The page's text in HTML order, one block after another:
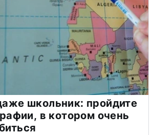
школьник: пройдите
в котором очень